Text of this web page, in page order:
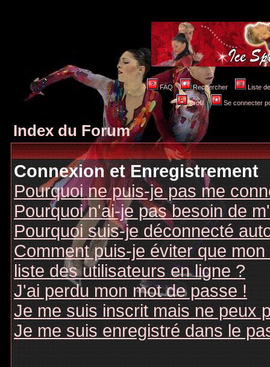
FAQ Rechercher Liste
Profil Se connecter
Index du Forum
Connexion et Enregistrement
Pourquoi ne puis-je pas me
Pourquoi n'ai-je pas besoin de
Pourquoi suis-je déconnecté
Comment puis-je éviter que
liste des utilisateurs en ligne ?
J'ai perdu mon mot de passe !
Je me suis inscrit mais ne peux
Je me suis enregistré dans le